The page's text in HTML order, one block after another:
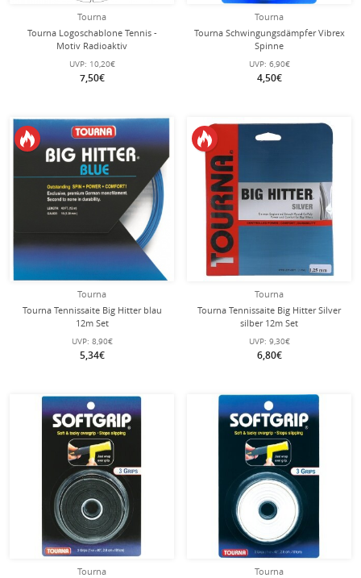
Tourna
Tourna Logoschablone Tennis -
Motiv Radioaktiv
UVP: 10,20€
7,50€
Tourna
Tourna Schwingungsdämpfer Vibrex
Spinne
UVP: 6,90€
4,50€
Tourna
Tourna Tennissaite Big Hitter blau
12m Set
UVP: 8,90€
5,34€
Tourna
Tourna Tennissaite Big Hitter Silver
silber 12m Set
UVP: 9,30€
6,80€
Tourna
Tourna